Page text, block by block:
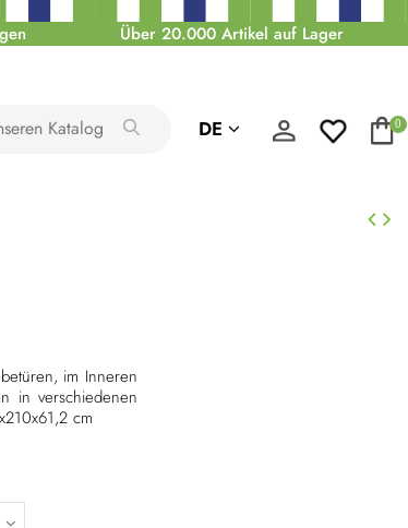
Über 20.000 Artikel auf Lager
DE 0
im Inneren
in verschiedenen
cm